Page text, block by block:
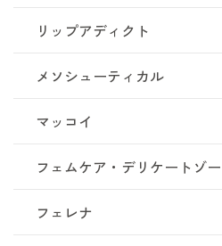
リップアディクト
メソシューティカル
マッコイ
フェムケア・デリケートゾ
フェレナ